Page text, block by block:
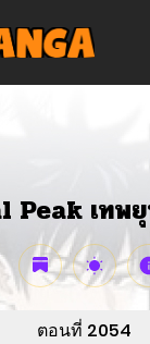
เทพยุ
ตอนที่ 2054